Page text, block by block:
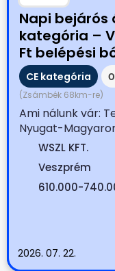
Napi bejárós
kategória –
Ft belépési
CE kategória
(Zsámbék 68km-re)
Ami nálunk vár:
Nyugat-
WSZL KFT.
Veszprém
610.000-
2026. 07. 22.